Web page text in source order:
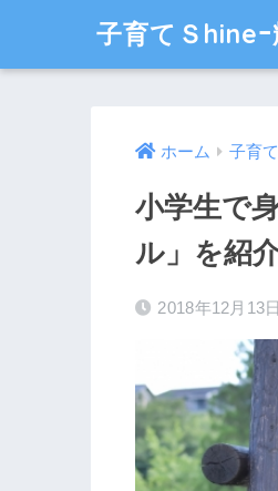
子育てＳhine
ホーム 子育て
小学生で
ル」を紹介
2018年12月13日